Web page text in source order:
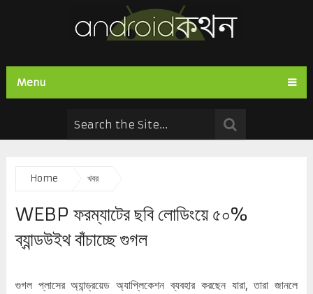
Menu
Home খবর
WEBP ফরম্যাটের ছবি লোডিংয়ে ৫০%
ব্যান্ডউইথ বাঁচাচ্ছে গুগল
গুগল প্লাসের অ্যান্ড্রয়েড অ্যাপ্লিকেশন ব্যবহার করছেন যারা, তারা জানলে